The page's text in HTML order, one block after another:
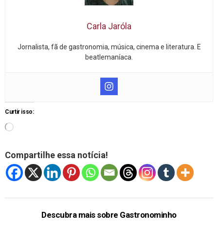
Carla Jaróla
Jornalista, fã de gastronomia, música, cinema e literatura. E
beatlemaníaca.
Curtir isso:
Compartilhe essa notícia!
Descubra mais sobre Gastronominho